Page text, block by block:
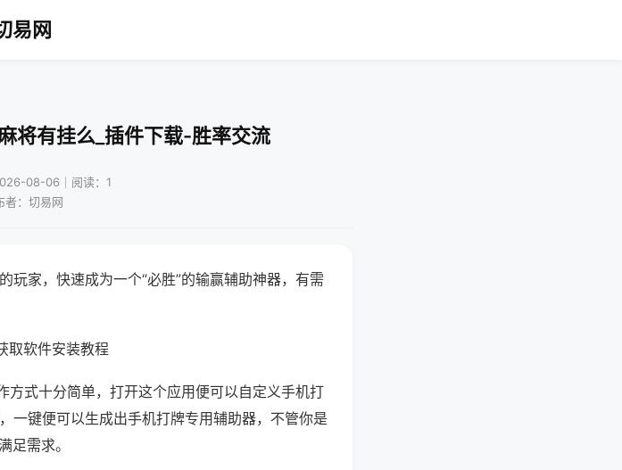
易网
将有挂么_插件下载-胜率交流
08-06｜阅读：1
者：切易网
玩家，快速成为一个“必胜”的输赢辅助神器，有需
取软件安装教程
方式十分简单，打开这个应用便可以自定义手机打
一键便可以生成出手机打牌专用辅助器，不管你是
足需求。